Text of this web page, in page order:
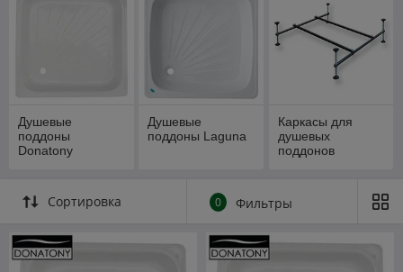
Душевые
поддоны
Donatony
Душевые
поддоны Laguna
Каркасы для
душевых
поддонов
Сортировка 0 Фильтры